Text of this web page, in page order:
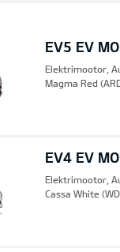
EV5 EV
Elektrimootor,
Magma Red
EV4 EV
Elektrimootor,
Cassa White